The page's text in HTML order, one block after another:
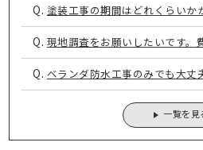
Q. 塗装工事の期間はどれくらいか
Q. 現地調査をお願いしたいです。
Q. ベランダ防水工事のみでも大丈
一覧を見